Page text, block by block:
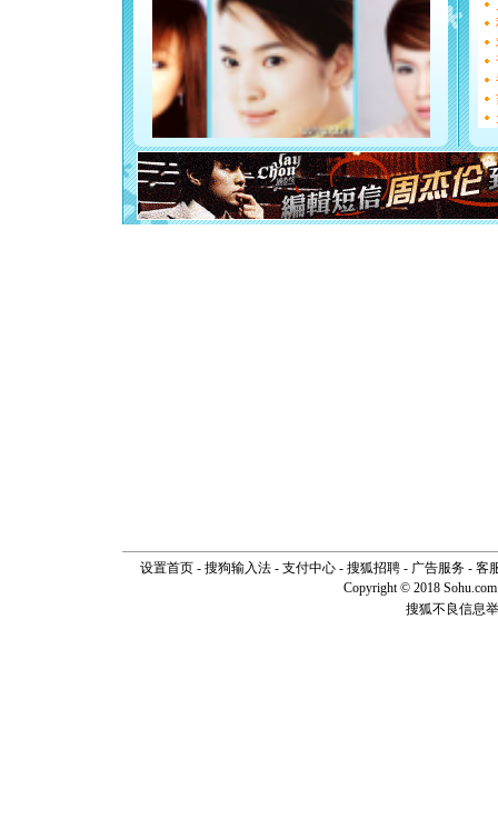
能正大
天都要快
[圣诞节]
如意,快
[元旦]
看
断电。
你是我
[元旦]
起；二是
离。水晶
[元旦]当
泣，这痛
设置首页- 搜狗输入法- 支付中心- 搜狐招聘- 广告服务- 客
Copyright © 2018
搜狐不良信息